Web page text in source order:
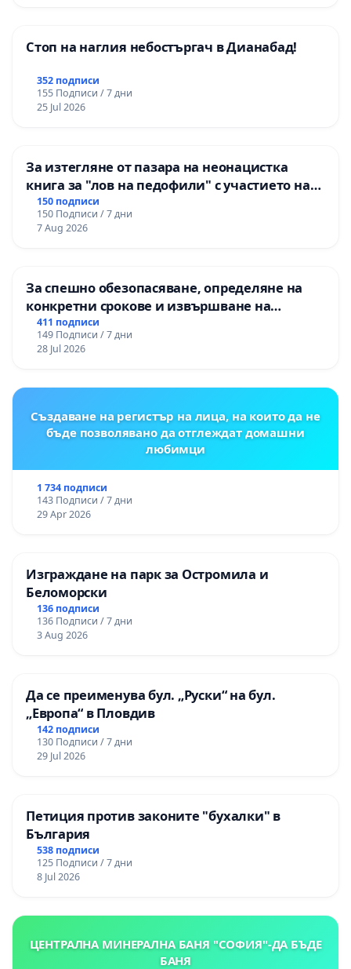
Стоп на наглия небостъргач в Дианабад!
352 подписи
155 Подписи / 7 дни
25 Jul 2026
За изтегляне от пазара на неонацистка
книга за "лов на педофили" с участието на
деца
150 подписи
150 Подписи / 7 дни
7 Aug 2026
За спешно обезопасяване, определяне на
конкретни срокове и извършване на
цялостна рехабилитация на
републиканския път между пътен възел АМ
„Тракия“ - гр. Ихтиман - с. Мирово - к.к.
411 подписи
149 Подписи / 7 дни
28 Jul 2026
Създаване на регистър на лица, на които да не
бъде позволявано да отглеждат домашни
любимци
1 734 подписи
143 Подписи / 7 дни
29 Apr 2026
Изграждане на парк за Остромила и
Беломорски
136 подписи
136 Подписи / 7 дни
3 Aug 2026
Да се преименува бул. „Руски“ на бул.
„Европа“ в Пловдив
142 подписи
130 Подписи / 7 дни
29 Jul 2026
Петиция против законите "бухалки" в
България
538 подписи
125 Подписи / 7 дни
8 Jul 2026
ЦЕНТРАЛНА МИНЕРАЛНА БАНЯ "СОФИЯ"-ДА БЪДЕ
БАНЯ